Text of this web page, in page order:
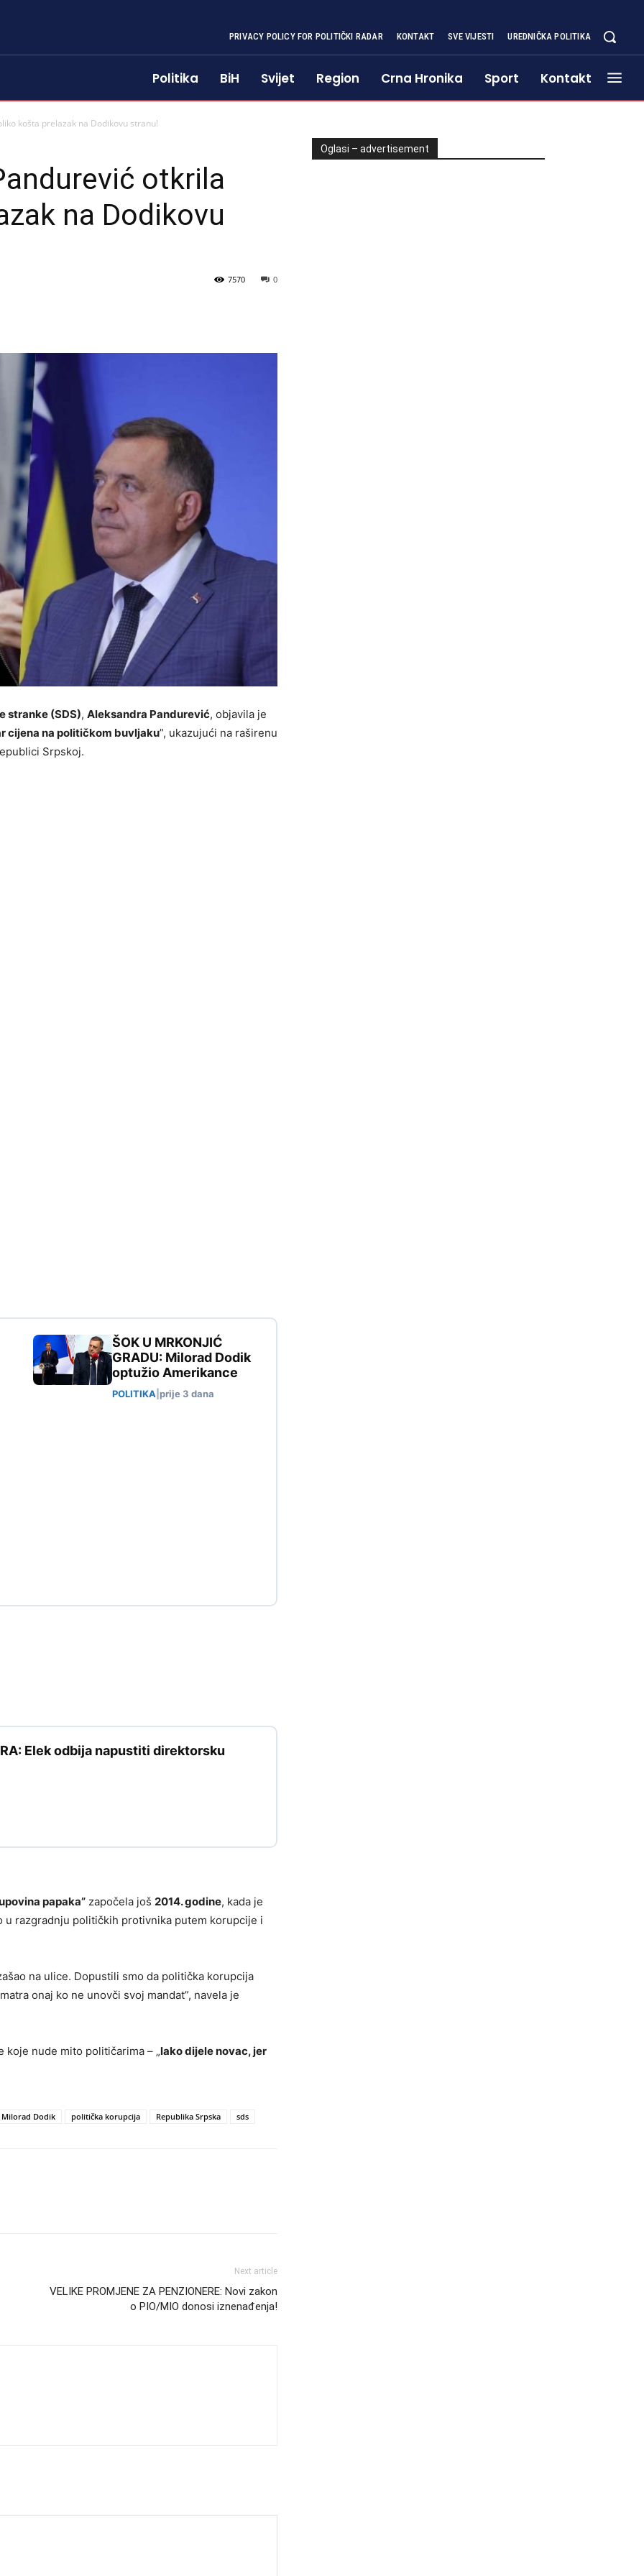
PRIVACY POLICY FOR POLITIČKI RADAR KONTAKT SVE VIJESTI UREDNIČKA POLITIKA
Politika BiH Svijet Region Crna Hronika Sport Kontakt
košta prelazak na Dodikovu stranu!
otkrila
na Dodikovu
0
7570
stranke (SDS), Aleksandra Pandurević, objavila je
cijena na političkom buvljaku”, ukazujući na raširenu
Srpskoj.
ŠOK U MRKONJIĆ
GRADU: Milorad Dodik
optužio Amerikance
POLITIKA prije 3 dana
Elek odbija napustiti direktorsku
papaka” započela još 2014. godine, kada je
u razgradnju političkih protivnika putem korupcije i
na ulice. Dopustili smo da politička korupcija
onaj ko ne unovči svoj mandat”, navela je
koje nude mito političarima – „lako dijele novac, jer
Milorad Dodik politička korupcija Republika Srpska sds
Next article
VELIKE PROMJENE ZA PENZIONERE: Novi zakon
o PIO/MIO donosi iznenađenja!
Oglasi – advertisement